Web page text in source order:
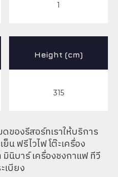
1
Height (cm)
315
ของรีสอร์ทเราให้บริการ
น ฟรีไวไฟ โต๊ะเครื่อง
มินิบาร์ เครื่องชงกาแฟ ทีวี
เบียง